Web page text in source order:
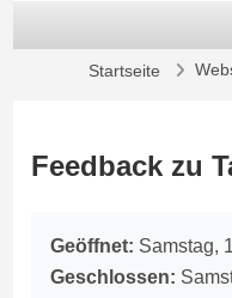
Startseite
Feedback zu
Geöffnet: Samstag,
Geschlossen: